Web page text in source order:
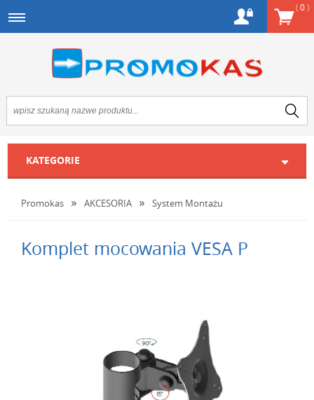
(0)
KATEGORIE
Promokas AKCESORIA System Montażu
Komplet mocowania VESA P